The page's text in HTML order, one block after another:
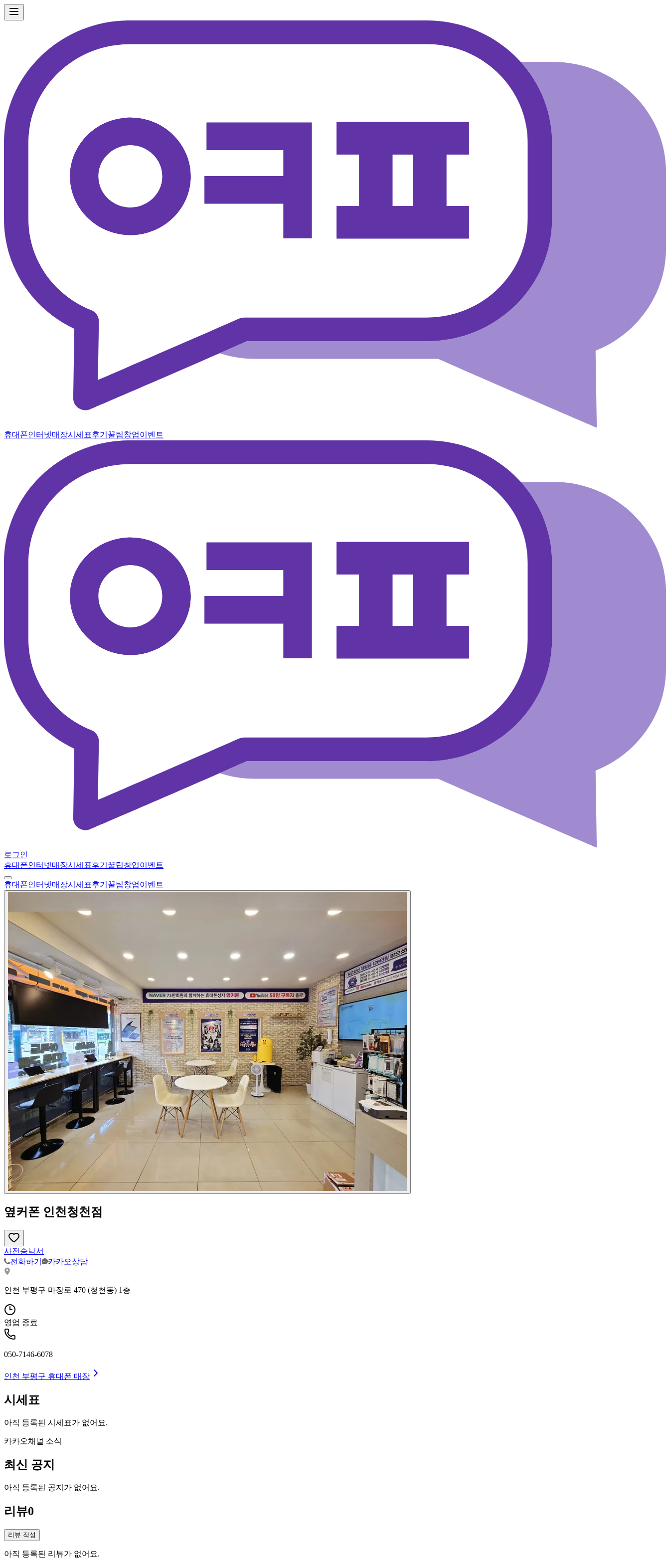
휴대폰인터넷매장시세표후기 꿀팁창업이벤트
로그인
휴대폰인터넷매장시세표후기 꿀팁창업이벤트
휴대폰인터넷매장시세표후기 꿀팁창업이벤트
옆커폰 인천청천점
사전승낙서
전화하기
카카오상담
인천 부평구 마장로 470 (청천동) 1층
영업 종료
050-7146-6078
인천 부평구 휴대폰 매장
시세표
아직 등록된 시세표가 없어요.
카카오채널 소식
최신 공지
아직 등록된 공지가 없어요.
리뷰0
리뷰 작성
아직 등록된 리뷰가 없어요.